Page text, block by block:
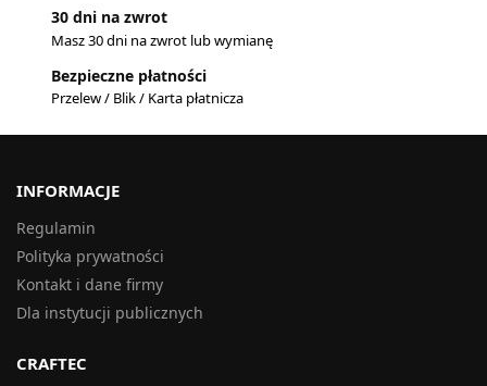
30 dni na zwrot
Masz 30 dni na zwrot lub wymianę
Bezpieczne płatności
Przelew / Blik / Karta płatnicza
INFORMACJE
Regulamin
Polityka prywatności
Kontakt i dane firmy
Dla instytucji publicznych
CRAFTEC